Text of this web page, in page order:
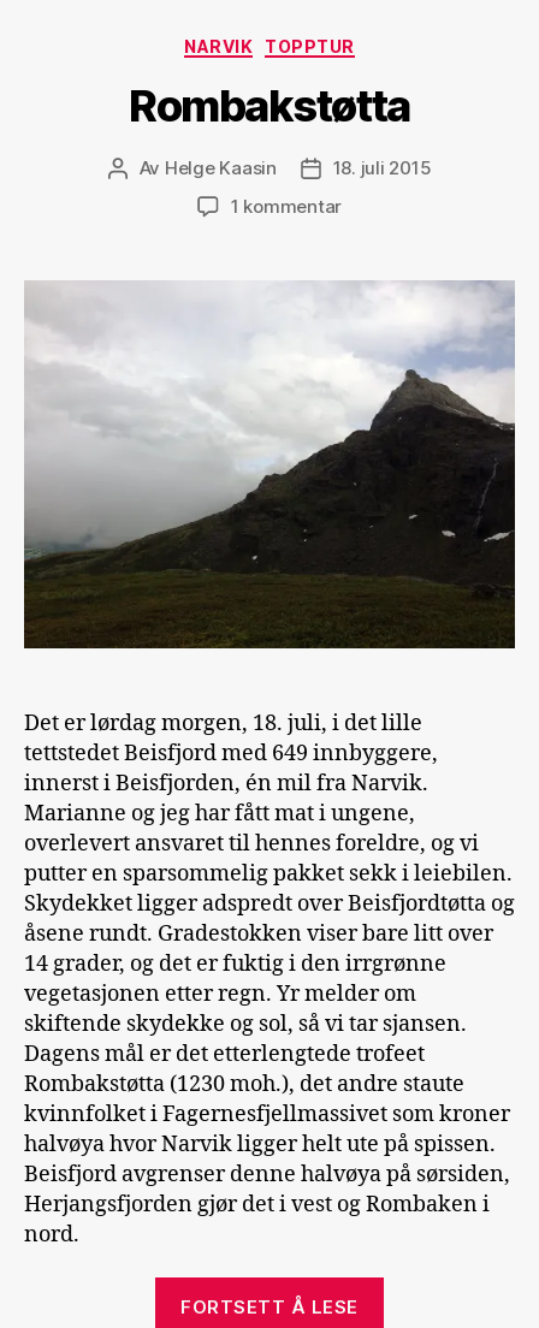
Kategorier
NARVIK TOPPTUR
Rombakstøtta
Innleggsforfatter
Av Helge Kaasin Publiseringsdato
18. juli 2015
1 kommentartil
Det er lørdag morgen, 18. juli, i det lille
tettstedet Beisfjord med 649 innbyggere,
innerst i Beisfjorden, én mil fra Narvik.
Marianne og jeg har fått mat i ungene,
overlevert ansvaret til hennes foreldre, og vi
putter en sparsommelig pakket sekk i leiebilen.
Skydekket ligger adspredt over Beisfjordtøtta og
åsene rundt. Gradestokken viser bare litt over
14 grader, og det er fuktig i den irrgrønne
vegetasjonen etter regn. Yr melder om
skiftende skydekke og sol, så vi tar sjansen.
Dagens mål er det etterlengtede trofeet
Rombakstøtta (1230 moh.), det andre staute
kvinnfolket i Fagernesfjellmassivet som kroner
halvøya hvor Narvik ligger helt ute på spissen.
Beisfjord avgrenser denne halvøya på sørsiden,
Herjangsfjorden gjør det i vest og Rombaken i
nord.
FORTSETT Å LESE